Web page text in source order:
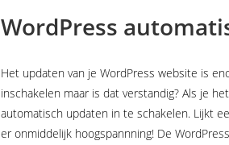
WordPress
Het updaten van je WordPress website is
inschakelen maar is dat verstandig? Als je
automatisch updaten in te schakelen. Lijkt
er onmiddelijk hoogspannning! De